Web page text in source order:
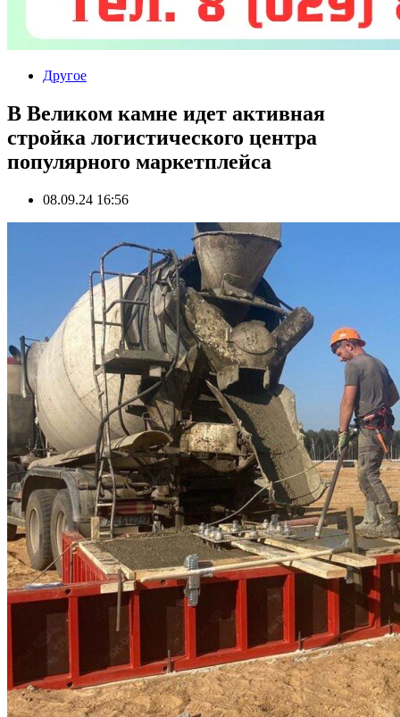
Другое
В Великом камне идет активная
стройка логистического центра
популярного маркетплейса
08.09.24 16:56